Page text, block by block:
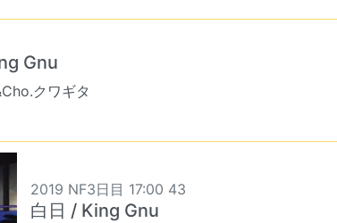
Gnu
クワギタ
2019 NF3日目 17:00 43
白日 / King Gnu